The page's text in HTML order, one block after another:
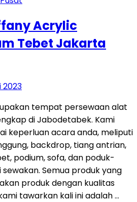
Acrylic
Tebet Jakarta
2023
tempat persewaan alat
di Jabodetabek. Kami
keperluan acara anda, meliputi
backdrop, tiang antrian,
podium, sofa, dan poduk-
Semua produk yang
produk dengan kualitas
tawarkan kali ini adalah …